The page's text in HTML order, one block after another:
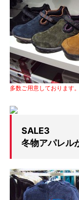
多数ご用意しております。
SALE3
冬物アパレル